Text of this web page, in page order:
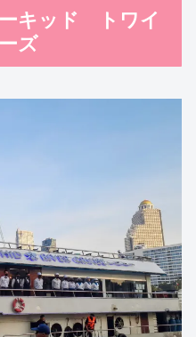
キッド トワイ
ズ